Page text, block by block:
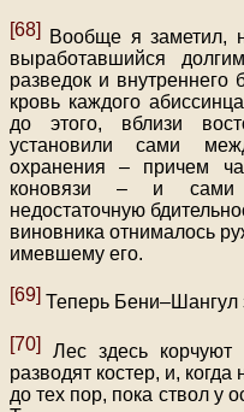
[68]
Вообще я заметил,
выработавшийся
разведок и
кровь каждого
до этого, вблизи
установили сами
охранения – причем
коновязи – и сами
недостаточную
виновника отнималось
имевшему его.
[69] Теперь Бени–Шангул
[70]
Лес здесь
разводят костер, и, когда
до тех пор, пока ствол у